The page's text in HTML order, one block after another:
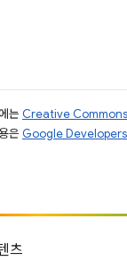
는 Creative
은 Google Developers
츠